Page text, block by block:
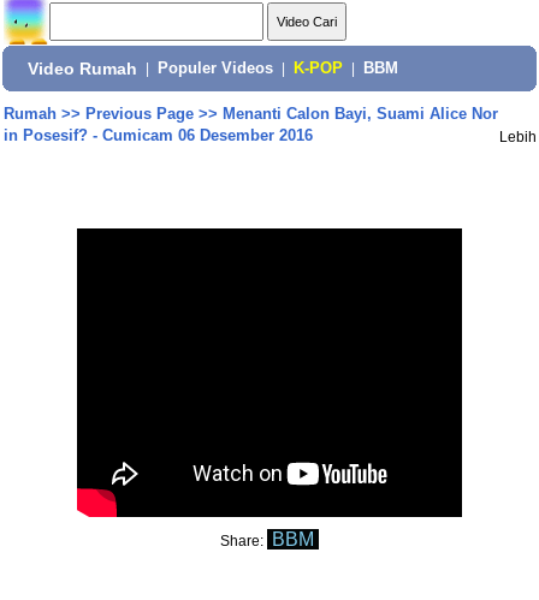
Video Rumah Populer Videos K-POP BBM
Rumah>> Previous Page>> Menanti Calon Bayi, Suami Alice Nor
in Posesif? - Cumicam 06 Desember 2016
Lebih
Share: BBM